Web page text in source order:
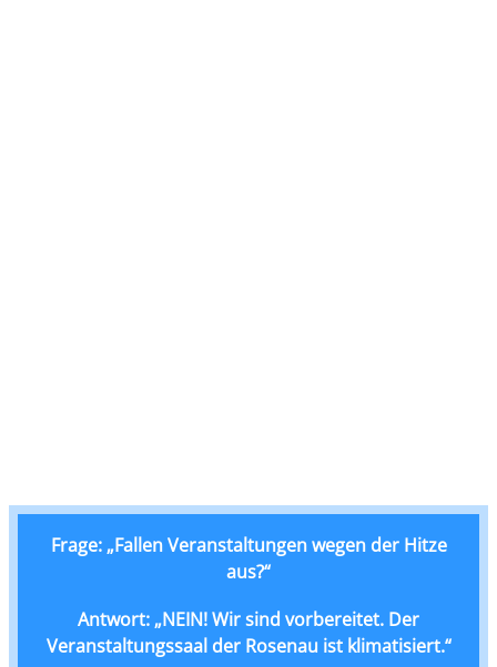
Frage: „Fallen Veranstaltungen wegen der Hitze
aus?“
Antwort: „NEIN! Wir sind vorbereitet. Der
Veranstaltungssaal der Rosenau ist klimatisiert.“